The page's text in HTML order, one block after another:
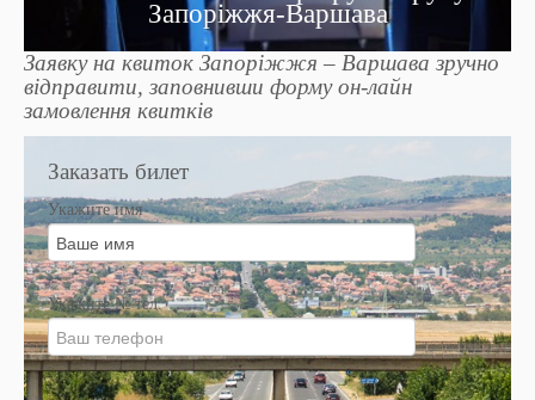
Запоріжжя-Варшава
Заявку на квиток Запоріжжя – Варшава зручно
відправити, заповнивши форму он-лайн
замовлення квитків
Заказать билет
Укажите имя
Укажите № тел.